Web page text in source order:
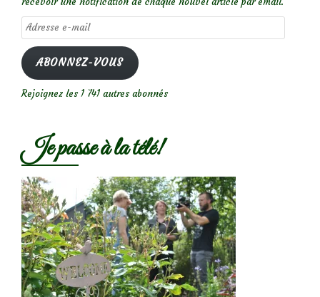
Adresse
e-
mail
ABONNEZ-VOUS
Rejoignez les 1 741 autres abonnés
Je passe à la télé!